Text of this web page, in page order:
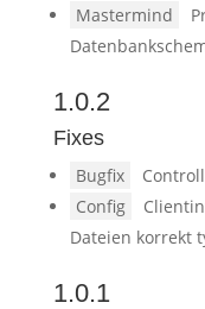
Mastermind
1.0.2
Fixes
Bugfix
Config
Dateien korrekt
1.0.1